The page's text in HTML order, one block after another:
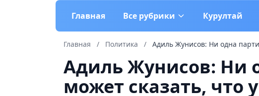
Главная Все рубрики Курултай
Главная / Политика / Адиль Жунисов: Ни одна
Адиль Жунисов: Ни
может сказать, что